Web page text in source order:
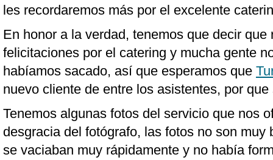
les recordaremos más por el excelente
En honor a la verdad, tenemos que decir que
felicitaciones por el catering y mucha gente
habíamos sacado, así que esperamos que
nuevo cliente de entre los asistentes, por
Tenemos algunas fotos del servicio que nos
desgracia del fotógrafo, las fotos no son muy
se vaciaban muy rápidamente y no había